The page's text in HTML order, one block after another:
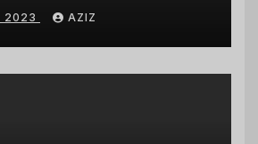
2023 AZIZ